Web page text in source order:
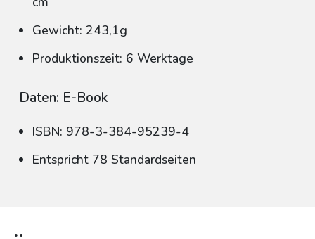
Gewicht: 243,1g
Produktionszeit: 6 Werktage
Daten: E-Book
ISBN: 978-3-384-95239-4
Entspricht 78 Standardseiten